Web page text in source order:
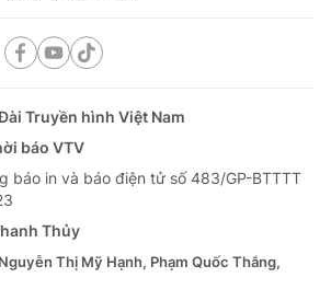
Truyền hình Việt Nam
báo VTV
báo in và báo điện tử số 483/GP-BTTTT
Thủy
Nguyễn Thị Mỹ Hạnh, Phạm Quốc Thắng,